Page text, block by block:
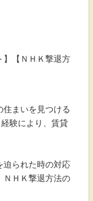
】【ＮＨＫ撃退方
まいを見つける
験により、賃貸
迫られた時の対応
ＮＨＫ撃退方法の